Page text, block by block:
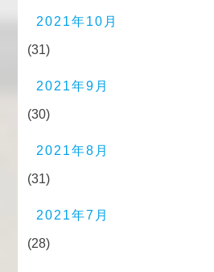
2021年10月
(31)
2021年9月
(30)
2021年8月
(31)
2021年7月
(28)